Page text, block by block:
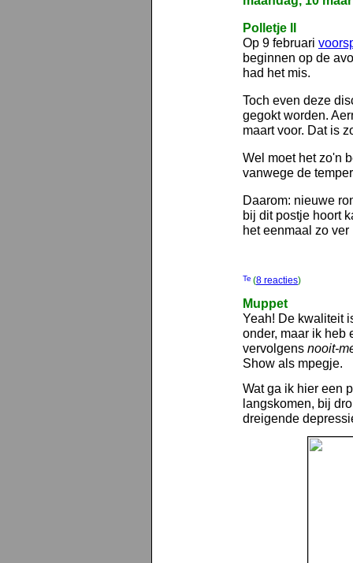
Polletje II
Op 9 februari
beginnen op de
had het mis.
Toch even deze
gegokt worden.
maart voor. Dat is
Wel moet het zo'n
vanwege de
Daarom: nieuwe
bij dit postje hoort
het eenmaal zo
(8 reacties)
Muppet
Yeah! De kwaliteit
onder, maar ik
vervolgens nooit-
Show als mpegje.
Wat ga ik hier een
langskomen, bij
dreigende